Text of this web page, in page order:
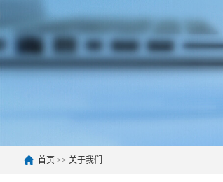
首页 >> 关于我们